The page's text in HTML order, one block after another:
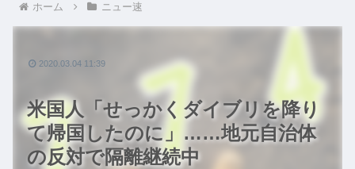
ホーム ニュー速
米国人「せっかくダイブリを降り
て帰国したのに」……地元自治体
の反対で隔離継続中
2020.03.04 11:39